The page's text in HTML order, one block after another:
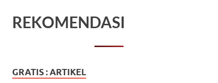
REKOMENDASI
GRATIS : ARTIKEL